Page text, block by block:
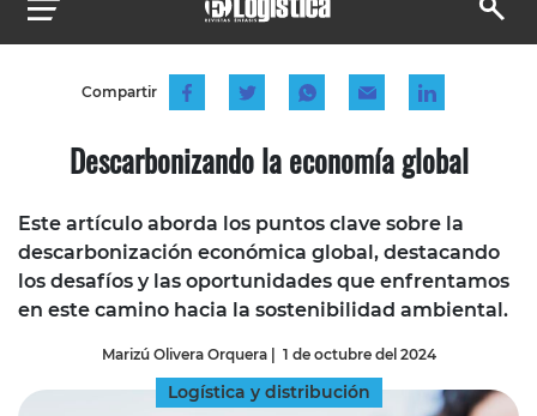
Compartir
Descarbonizando la economía global
Este artículo aborda los puntos clave sobre la
descarbonización económica global, destacando
los desafíos y las oportunidades que enfrentamos
en este camino hacia la sostenibilidad ambiental.
Marizú Olivera Orquera| 1 de octubre del 2024
Logística y distribución